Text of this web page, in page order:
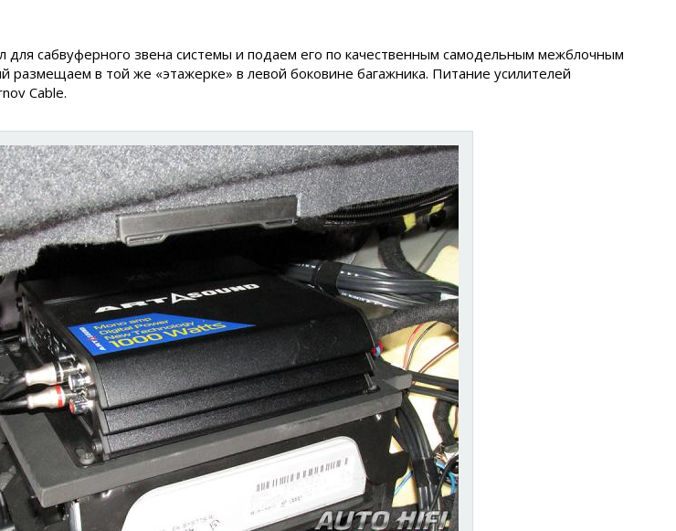
для сабвуферного звена системы и подаем его по качественным самодельным межблочным
размещаем в той же «этажерке» в левой боковине багажника. Питание усилителей
Cable.